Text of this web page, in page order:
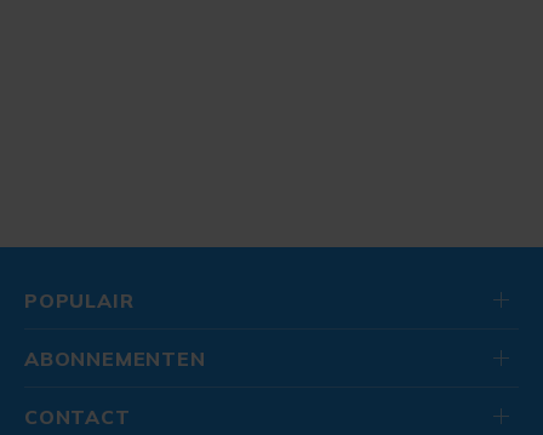
POPULAIR
ABONNEMENTEN
CONTACT